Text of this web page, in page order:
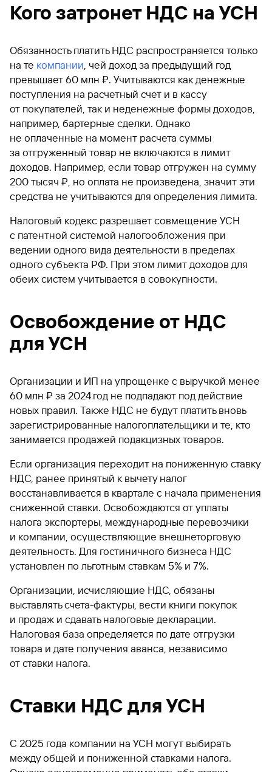
Кого затронет НДС на УСН
Обязанность платить НДС распространяется только
на те компании , чей доход за предыдущий год
превышает 60 млн ₽. Учитываются как денежные
поступления на расчетный счет и в кассу
от покупателей, так и неденежные формы доходов,
например, бартерные сделки. Однако
не оплаченные на момент расчета суммы
за отгруженный товар не включаются в лимит
доходов. Например, если товар отгружен на сумму
200 тысяч ₽, но оплата не произведена, значит эти
средства не учитываются для определения лимита.
Налоговый кодекс разрешает совмещение УСН
с патентной системой налогообложения при
ведении одного вида деятельности в пределах
одного субъекта РФ. При этом лимит доходов для
обеих систем учитывается в совокупности.
Освобождение от НДС
для УСН
Организации и ИП на упрощенке с выручкой менее
60 млн ₽ за 2024 год не подпадают под действие
новых правил. Также НДС не будут платить вновь
зарегистрированные налогоплательщики и те, кто
занимается продажей подакцизных товаров.
Если организация переходит на пониженную ставку
НДС, ранее принятый к вычету налог
восстанавливается в квартале с начала применения
сниженной ставки. Освобождаются от уплаты
налога экспортеры, международные перевозчики
и компании, осуществляющие внешнеторговую
деятельность. Для гостиничного бизнеса НДС
установлен по льготным ставкам 5% и 7%.
Организации, исчисляющие НДС, обязаны
выставлять счета-фактуры, вести книги покупок
и продаж и сдавать налоговые декларации.
Налоговая база определяется по дате отгрузки
товара и дате получения аванса, независимо
от ставки налога.
Ставки НДС для УСН
С 2025 года компании на УСН могут выбирать
между общей и пониженной ставками налога.